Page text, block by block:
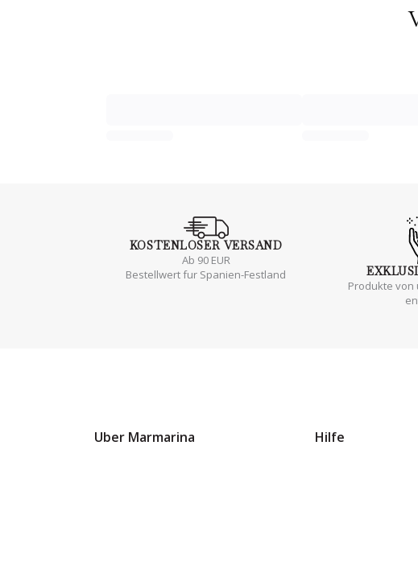
KOSTENLOSERVERSAND
Ab 90 EUR
Bestellwert fur Spanien-Festland
Produkte
Uber Marmarina Hilfe